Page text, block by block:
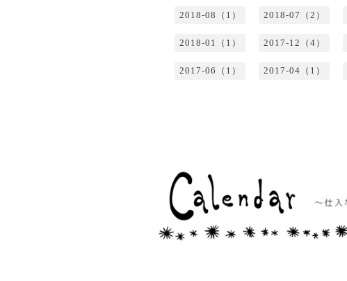
2018-08（1） 2018-07（2）
2018-01（1） 2017-12（4）
2017-06（1） 2017-04（1）